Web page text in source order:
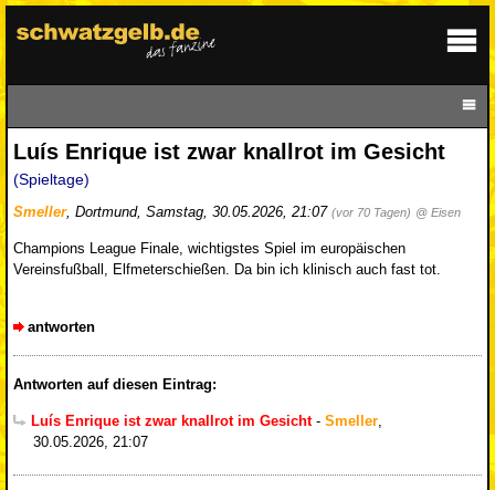
Luís Enrique ist zwar knallrot im Gesicht
(Spieltage)
Smeller, Dortmund, Samstag, 30.05.2026, 21:07 (vor 70 Tagen) @ Eisen
Champions League Finale, wichtigstes Spiel im europäischen
Vereinsfußball, Elfmeterschießen. Da bin ich klinisch auch fast tot.
antworten
Antworten auf diesen Eintrag:
Luís Enrique ist zwar knallrot im Gesicht- Smeller,
30.05.2026, 21:07